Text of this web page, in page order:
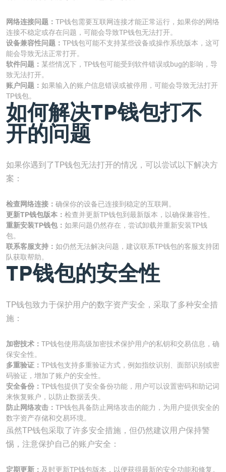
网络连接问题： TP钱包需要互联网连接才能正常运行，如果你的网络
连接不稳定或存在问题，可能会导致TP钱包无法打开。
设备兼容性问题： TP钱包可能不支持某些设备或操作系统版本，这可
能会导致无法正常打开。
软件问题： 某些情况下，TP钱包可能受到软件错误或bug的影响，导
致无法打开。
账户问题： 如果输入的账户信息错误或被停用，可能会导致无法打开
TP钱包。
如何解决TP钱包打不
开的问题
如果你遇到了TP钱包无法打开的情况，可以尝试以下解决方
案：
检查网络连接： 确保你的设备已连接到稳定的互联网。
更新TP钱包版本： 检查并更新TP钱包到最新版本，以确保兼容性。
重新安装TP钱包： 如果问题仍然存在，尝试卸载并重新安装TP钱
包。
联系客服支持： 如仍然无法解决问题，建议联系TP钱包的客服支持团
队获取帮助。
TP钱包的安全性
TP钱包致力于保护用户的数字资产安全，采取了多种安全措
施：
加密技术： TP钱包使用高级加密技术保护用户的私钥和交易信息，确
保安全性。
多重验证： TP钱包支持多重验证方式，例如指纹识别、面部识别或密
码验证，增加了账户的安全性。
安全备份： TP钱包提供了安全备份功能，用户可以设置密码和助记词
来恢复账户，以防止数据丢失。
防止网络攻击： TP钱包具备防止网络攻击的能力，为用户提供安全的
数字资产存储和交易环境。
虽然TP钱包采取了许多安全措施，但仍然建议用户保持警
惕，注意保护自己的账户安全：
定期更新： 及时更新TP钱包版本，以便获得最新的安全功能和修复。